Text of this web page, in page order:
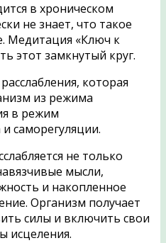
в хроническом
не знает, что такое
Медитация «Ключ к
этот замкнутый круг.
которая
из режима
в режим
саморегуляции.
не только
мысли,
и накопленное
Организм получает
силы и включить свои
исцеления.